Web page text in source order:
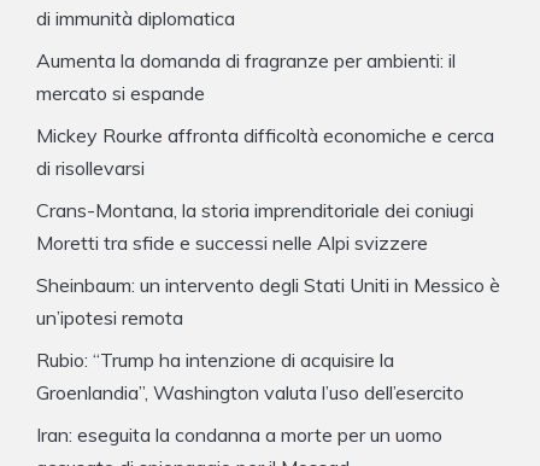
di immunità diplomatica
Aumenta la domanda di fragranze per ambienti: il
mercato si espande
Mickey Rourke affronta difficoltà economiche e cerca
di risollevarsi
Crans-Montana, la storia imprenditoriale dei coniugi
Moretti tra sfide e successi nelle Alpi svizzere
Sheinbaum: un intervento degli Stati Uniti in Messico è
un’ipotesi remota
Rubio: “Trump ha intenzione di acquisire la
Groenlandia”, Washington valuta l’uso dell’esercito
Iran: eseguita la condanna a morte per un uomo